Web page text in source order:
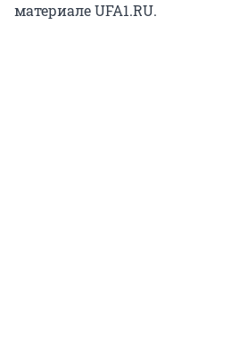
материале UFA1.RU.